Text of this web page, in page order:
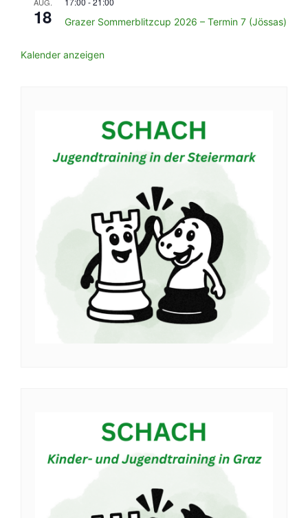
18
Grazer Sommerblitzcup 2026 – Termin 7 (Jössas)
Kalender anzeigen